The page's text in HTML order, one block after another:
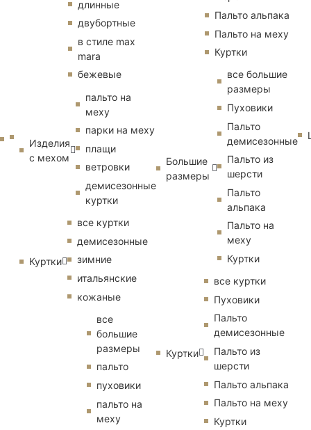
длинные
двубортные
в стиле max
mara
бежевые
Изделия
с мехом
пальто на
меху
парки на меху
плащи
ветровки
демисезонные
куртки
Куртки
все куртки
демисезонные
зимние
итальянские
кожаные
все
большие
размеры
пальто
пуховики
пальто на
меху
Пальто альпака
Пальто на меху
Куртки
Большие
размеры
все большие
размеры
Пуховики
Пальто
демисезонные
Пальто из
шерсти
Пальто
альпака
Пальто на
меху
Куртки
Куртки
все куртки
Пуховики
Пальто
демисезонные
Пальто из
шерсти
Пальто альпака
Пальто на меху
Куртки